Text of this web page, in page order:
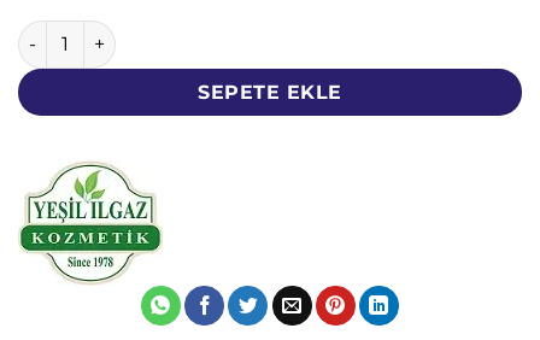
Argan Süngerli Doğal Sabun – Naturix – 150 Gram adet
SEPETE EKLE